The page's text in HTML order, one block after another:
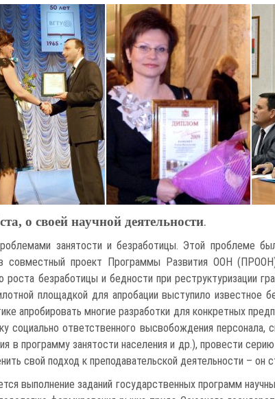
о своей научной деятельности.
занятости и безработицы. Этой проблеме
совместный проект Программы Развития ООН
безработицы и бедности при реструктуризации
площадкой для апробации выступило
апробировать многие разработки для конкретных
социально ответственного высвобождения
в программу занятости населения и др.), провести
свой подход к преподавательской деятельности –
выполнение заданий государственных программ